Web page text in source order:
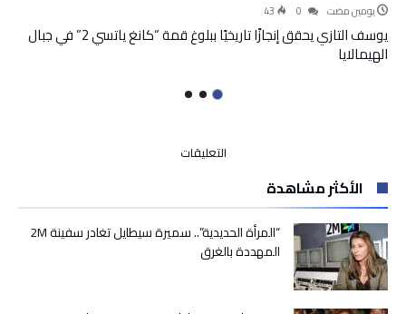
‫‫‫‏‫يومين مضت‬ 43
يوسف التازي يحقق إنجازًا تاريخيًا ببلوغ قمة “كانغ ياتسي 2” في جبال
الهيمالايا
التعليقات
للأمم..
منتخب
موزمبيق
الأكثر مشاهدة
“المرأة الحديدية”.. سميرة سيطايل تغادر سفينة 2M
المهددة بالغرق